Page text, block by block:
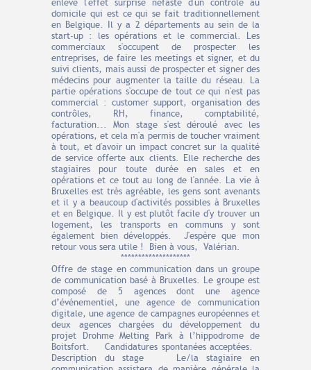
enlève l'effet surprise néfaste d'un contrôle au
domicile qui est ce qui se fait traditionnellement
en Belgique. Il y a 2 départements au sein de la
start-up : les opérations et le commercial. Les
commerciaux s'occupent de prospecter les
entreprises, de faire les meetings et signer, et du
suivi clients, mais aussi de prospecter et signer des
médecins pour augmenter la taille du réseau. La
partie opérations s'occupe de tout ce qui n'est pas
commercial : customer support, organisation des
contrôles, RH, finance, comptabilité,
facturation... Mon stage s'est déroulé avec les
opérations, et cela m'a permis de toucher vraiment
à tout, et d'avoir un impact concret sur la qualité
de service offerte aux clients. Elle recherche des
stagiaires pour toute durée en sales et en
opérations et ce tout au long de l'année. La vie à
Bruxelles est très agréable, les gens sont avenants
et il y a beaucoup d'activités possibles à Bruxelles
et en Belgique. Il y est plutôt facile d'y trouver un
logement, les transports en communs y sont
également bien développés. J'espère que mon
retour vous sera utile ! Bien à vous, Valérian.
********************
Offre de stage en communication dans un groupe
de communication basé à Bruxelles. Le groupe est
composé de 5 agences dont une agence
d’événementiel, une agence de communication
digitale, une agence de campagnes européennes et
deux agences chargées du développement du
projet Drohme Melting Park à l’hippodrome de
Boitsfort. Candidatures spontanées acceptées.
Description du stage Le/la stagiaire en